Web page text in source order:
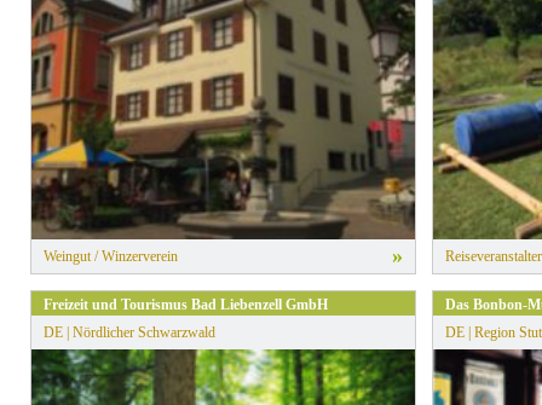
» Alle Filter zurücksetzen
Weingut / Winzerverein » Reiseveranstalter
Freizeit und Tourismus Bad Liebenzell GmbH
DE | Nördlicher Schwarzwald
Das Bonbon-
DE | Region